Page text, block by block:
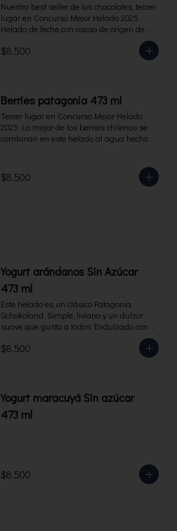
Nuestro best seller de los chocolates, tercer
lugar en Concurso Mejor Helado 2025.
Helado de leche con cacao de origen de
intensidad al 60%. Envase familiar 473 ml,
rinde 4  porciones.
$8.500
Berries patagonia 473 ml
Tercer lugar en Concurso Mejor Helado
2025. Lo mejor de los berries chilenos se
combinan en este helado al agua hecho
473 ml. Rinde 4 porciones.
$8.500
Yogurt arándanos Sin Azúcar
473 ml
Este helado es un clásico Patagonia
Schokoland. Simple, liviano y un dulzor
suave que gusta a todos. Endulzado con
fructosa.Envase familiar 473 ml. Rinde 4
porciones.
$8.500
Yogurt maracuyá Sin azúcar
473 ml
$8.500